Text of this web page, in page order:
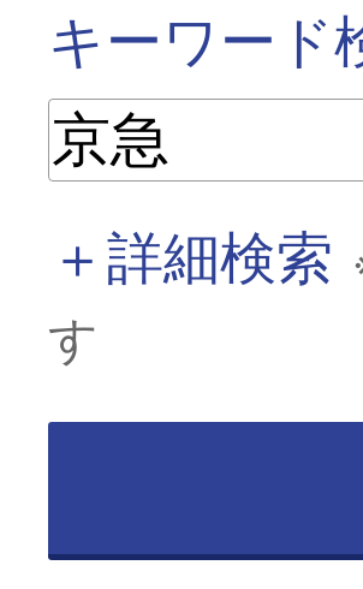
キーワード
＋詳細検索
す